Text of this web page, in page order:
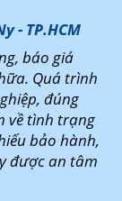
- TP.HCM
báo giá
Quá trình
đúng
về tình trạng
bảo hành,
được an tâm